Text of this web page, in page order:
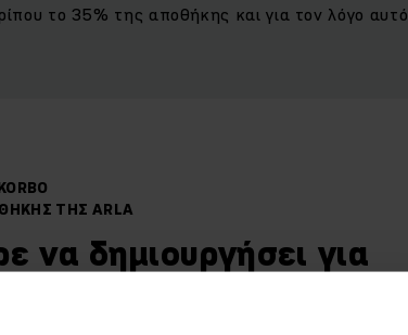
το 35% της αποθήκης και για τον λόγο αυτό
ΤΗΣ ARLA
να δημιουργήσει για